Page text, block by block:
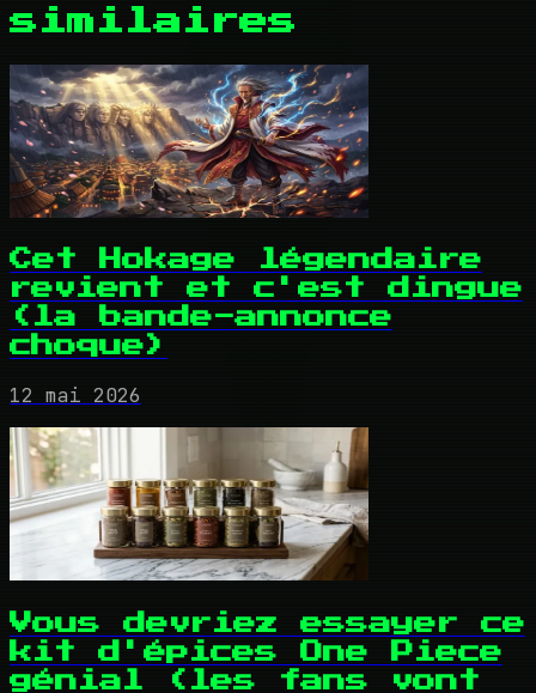
similaires
Cet Hokage légendaire
revient et c'est dingue
(la bande-annonce
choque)
12 mai 2026
Vous devriez essayer ce
kit d'épices One Piece
génial (les fans vont